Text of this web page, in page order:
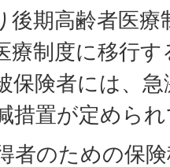
後期高齢者医
療制度に移行
保険者には、
措置が定めら
者のための保